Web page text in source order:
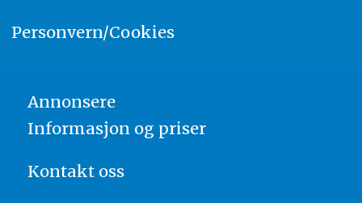
Personvern/Cookies
Annonsere
Informasjon og priser
Kontakt oss